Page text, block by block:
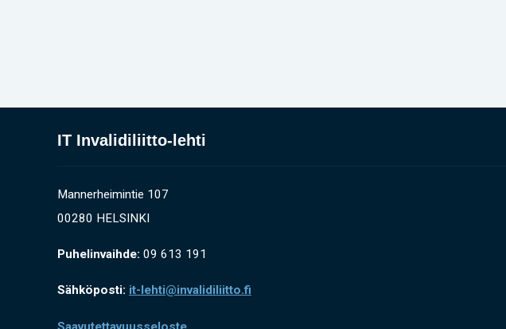
IT Invalidiliitto-lehti
Mannerheimintie 107
00280 HELSINKI
Puhelinvaihde: 09 613 191
Sähköposti: it-lehti@invalidiliitto.fi